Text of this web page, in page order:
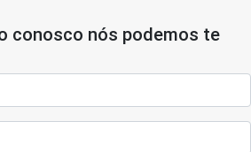
conosco nós podemos te